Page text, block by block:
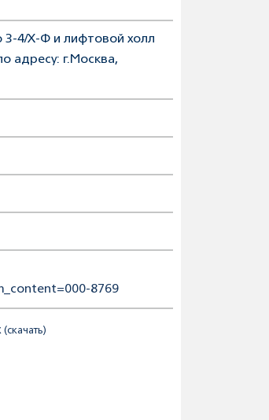
3-4/Х-Ф и лифтовой холл
адресу: г.Москва,
8769
(скачать)